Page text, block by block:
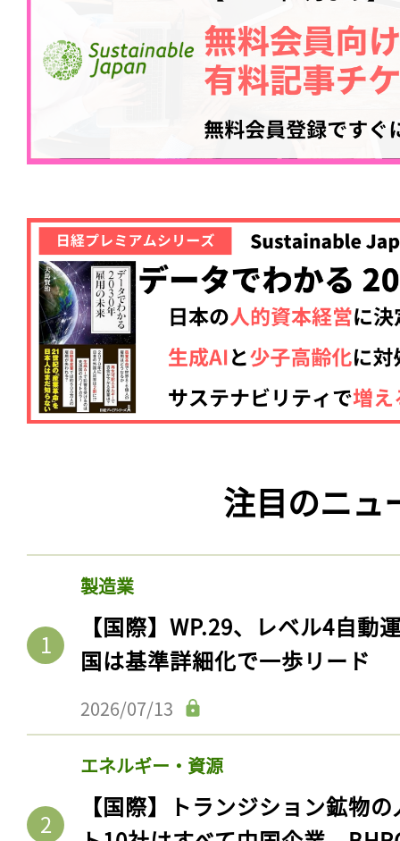
注目のニュ
製造業
【国際】WP.29、レベル4自動
国は基準詳細化で一歩リード
2026/07/13
エネルギー・資源
【国際】トランジション鉱物